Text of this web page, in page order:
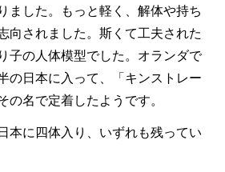
ました。もっと軽く、解体や持ち
向されました。斯くて工夫された
子の人体模型でした。オランダで
の日本に入って、「キンストレー
の名で定着したようです。
本に四体入り、いずれも残ってい